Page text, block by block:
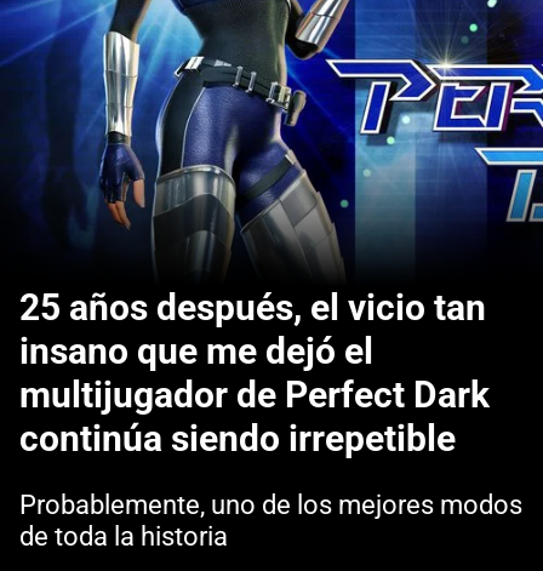
25 años después, el vicio tan
insano que me dejó el
multijugador de Perfect Dark
continúa siendo irrepetible
Probablemente, uno de los mejores modos
de toda la historia